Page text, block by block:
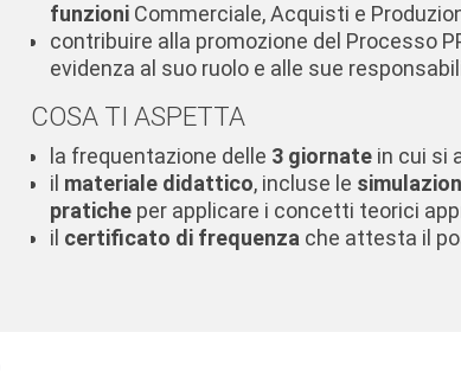
funzioni Commerciale, Acquisti e
contribuire alla promozione del Processo
evidenza al suo ruolo e alle sue
COSA TI ASPETTA
la frequentazione delle 3 giornate in cui si
il materiale didattico, incluse le
pratiche per applicare i concetti teorici
il certificato di frequenza che attesta il